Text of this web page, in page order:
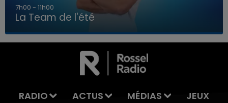
LA TEAM DE L'ÉTÉ
7h00 - 11h00
La Team de l'été
RADIO ACTUS MÉDIAS JEUX